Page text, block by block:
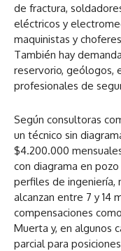
de fractura,
eléctricos y
maquinistas y
También hay
reservorio, geólogos,
profesionales de
Según consultoras
un técnico sin
$4.200.000
con diagrama en
perfiles de ingeniería,
alcanzan entre 7 y 14
compensaciones
Muerta y, en algunos
parcial para